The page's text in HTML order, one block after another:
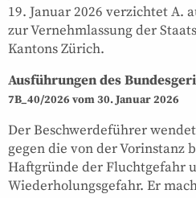
19. Januar 2026 verzichtet A.
zur Vernehmlassung der
Kantons Zürich.
Ausführungen des
7B_40/2026 vom 30. Januar 2026
Der Beschwerdeführer
gegen die von der Vorinstanz
Haftgründe der Fluchtgefahr
Wiederholungsgefahr. Er